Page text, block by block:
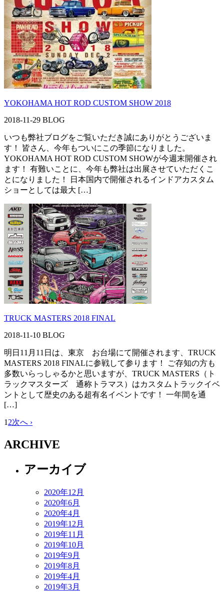
YOKOHAMA HOT ROD CUSTOM SHOW 2018
2018-11-29 BLOG
いつも弊社ブログをご覧いただき誠にありがとうございま
す！ 皆さん、今年もついにこの季節になりました。
YOKOHAMA HOT ROD CUSTOM SHOWが今週末開催され
ます！ 有難いことに、今年も弊社は出展させていただくこ
とになりました！ 日本国内で開催されるインドアカスタム
ショーとしては最大 […]
TRUCK MASTERS 2018 FINAL
2018-11-10 BLOG
明日11月11日は、東京 お台場にて開催されます、TRUCK
MASTERS 2018 FINALに参戦して参ります！ ご存知の方も
多数いらっしゃるかと思いますが、TRUCK MASTERS（ト
ラックマスターズ 通称トラマス）はカスタムトラックイベ
ントとして歴史のある超有名イベントです！ 一年間を通
[…]
1 2次へ ›
ARCHIVE
アーカイブ
2020年12月
2020年6月
2020年4月
2019年12月
2019年11月
2019年10月
2019年9月
2019年8月
2019年4月
2019年3月